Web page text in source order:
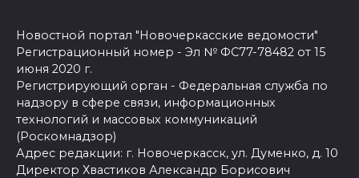
Новостной портал "Новочеркасские ведомости"
Регистрационный номер - Эл № ФС77-78482 от 15
июня 2020 г.
Регистрирующий орган - Федеральная служба по
надзору в сфере связи, информационных
технологий и массовых коммуникаций
(Роскомнадзор)
Адрес редакции: г. Новочеркасск, ул. Думенко, д. 10
Директор Хвастиков Александр Борисович